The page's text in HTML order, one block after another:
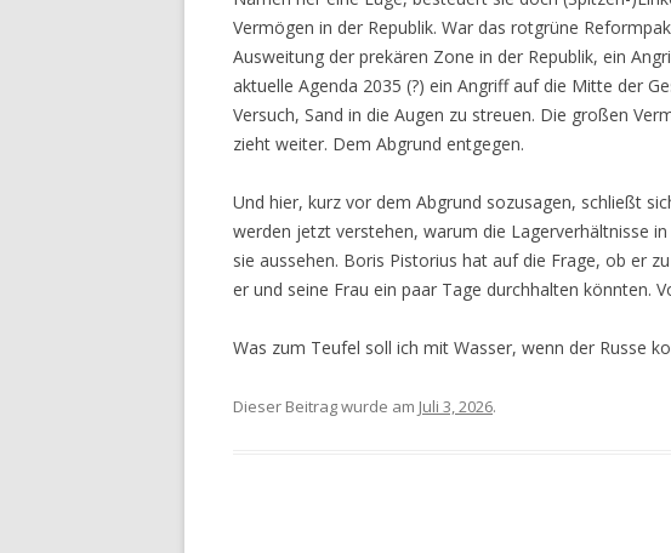
Vermögen in der Republik. War das rotgrüne
Ausweitung der prekären Zone in der Republik, ein
aktuelle Agenda 2035 (?) ein Angriff auf die Mitte der
Versuch, Sand in die Augen zu streuen. Die großen
zieht weiter. Dem Abgrund entgegen.
Und hier, kurz vor dem Abgrund sozusagen, schließt
werden jetzt verstehen, warum die Lagerverhältnisse
sie aussehen. Boris Pistorius hat auf die Frage, ob er
er und seine Frau ein paar Tage durchhalten könnten.
Was zum Teufel soll ich mit Wasser, wenn der Russe
Dieser Beitrag wurde am Juli 3, 2026.